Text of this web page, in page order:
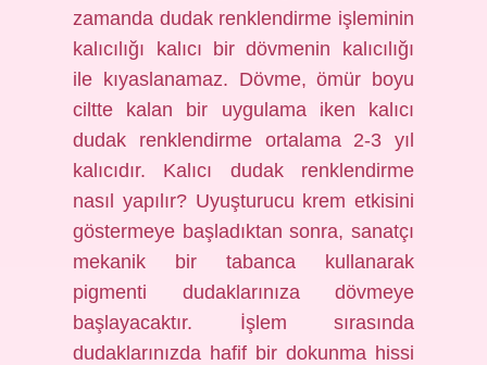
zamanda dudak renklendirme işleminin
kalıcılığı kalıcı bir dövmenin kalıcılığı
ile kıyaslanamaz. Dövme, ömür boyu
ciltte kalan bir uygulama iken kalıcı
dudak renklendirme ortalama 2-3 yıl
kalıcıdır. Kalıcı dudak renklendirme
nasıl yapılır? Uyuşturucu krem ​​etkisini
göstermeye başladıktan sonra, sanatçı
mekanik bir tabanca kullanarak
pigmenti dudaklarınıza dövmeye
başlayacaktır. İşlem sırasında
dudaklarınızda hafif bir dokunma hissi